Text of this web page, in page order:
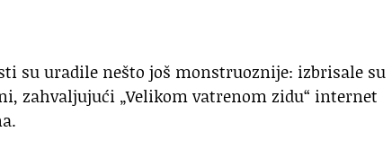
su uradile nešto još monstruoznije: izbrisale su
zahvaljujući „Velikom vatrenom zidu“ internet